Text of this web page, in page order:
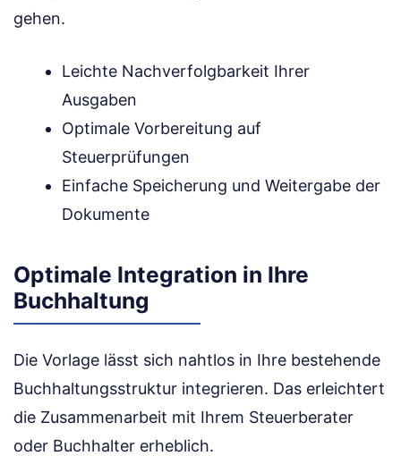
gehen.
Leichte Nachverfolgbarkeit Ihrer
Ausgaben
Optimale Vorbereitung auf
Steuerprüfungen
Einfache Speicherung und Weitergabe der
Dokumente
Optimale Integration in Ihre
Buchhaltung
Die Vorlage lässt sich nahtlos in Ihre bestehende
Buchhaltungsstruktur integrieren. Das erleichtert
die Zusammenarbeit mit Ihrem Steuerberater
oder Buchhalter erheblich.